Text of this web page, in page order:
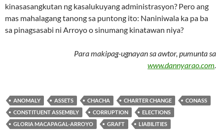
kinasasangkutan ng kasalukuyang administrasyon? Pero ang
mas mahalagang tanong sa puntong ito: Naniniwala ka pa ba
sa pinagsasabi ni Arroyo o sinumang kinatawan niya?
Para makipag-ugnayan sa awtor, pumunta sa
www.dannyarao.com.
ANOMALY ASSETS CHACHA CHARTER CHANGE
CONASS
CONSTITUENT ASSEMBLY
CORRUPTION
ELECTIONS
GLORIA MACAPAGAL-ARROYO
GRAFT
LIABILITIES